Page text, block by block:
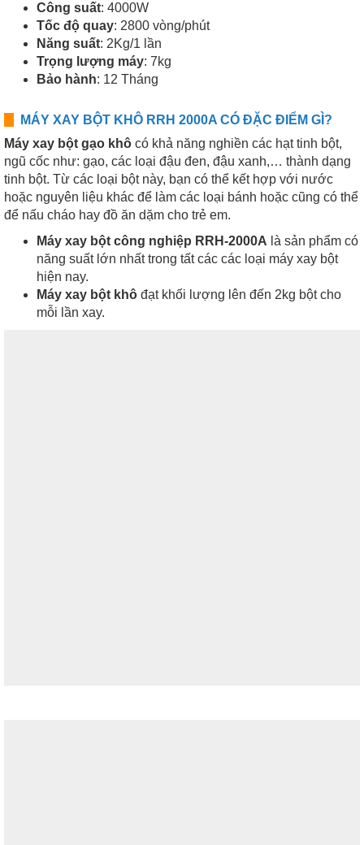
Công suất: 4000W
Tốc độ quay: 2800 vòng/phút
Năng suất: 2Kg/1 lần
Trọng lượng máy: 7kg
Bảo hành: 12 Tháng
MÁY XAY BỘT KHÔ RRH 2000A CÓ ĐẶC ĐIỂM GÌ?
Máy xay bột gạo khô có khả năng nghiền các hạt tinh bột,
ngũ cốc như: gạo, các loại đậu đen, đậu xanh,… thành dạng
tinh bột. Từ các loại bột này, bạn có thể kết hợp với nước
hoặc nguyên liệu khác để làm các loại bánh hoặc cũng có thể
để nấu cháo hay đồ ăn dặm cho trẻ em.
Máy xay bột công nghiệp RRH-2000A là sản phẩm có
năng suất lớn nhất trong tất các các loại máy xay bột
hiện nay.
Máy xay bột khô đạt khối lượng lên đến 2kg bột cho
mỗi lần xay.